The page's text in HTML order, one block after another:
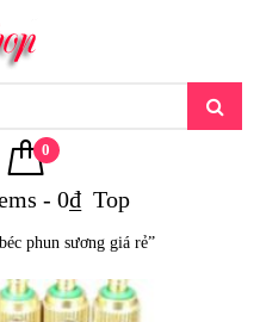
0
- 0₫ Top
phun sương giá rẻ”